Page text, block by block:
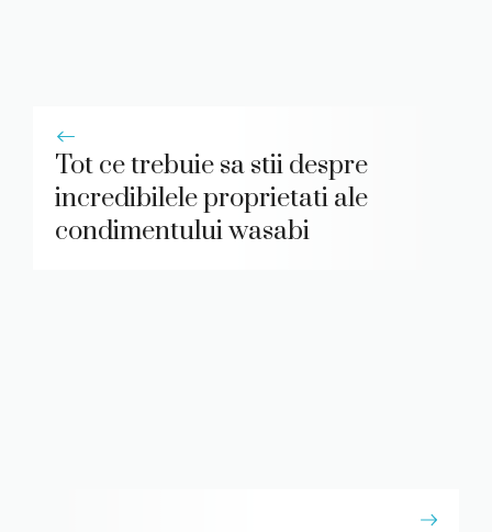
Tot ce trebuie sa stii despre
incredibilele proprietati ale
condimentului wasabi